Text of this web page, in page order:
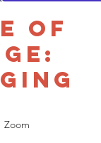
of
Zoom